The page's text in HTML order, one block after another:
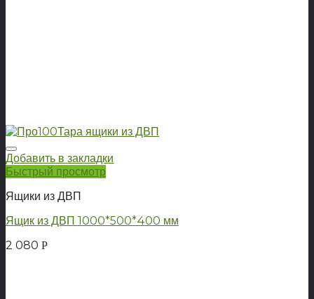
Добавить в закладки
Быстрый просмотр
Ящики из ДВП
Ящик из ДВП 1000*500*400 мм
2 080 Р